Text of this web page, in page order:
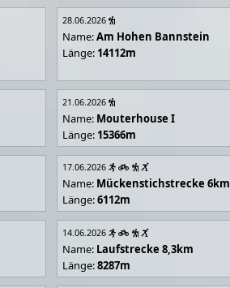
28.06.2026
Name:Am Hohen Bannstein
Länge: 14112m
21.06.2026
Name: Mouterhouse I
Länge: 15366m
17.06.2026
Name: Mückenstichstrecke 6km
Länge:6112m
14.06.2026
Name: Laufstrecke 8,3km
Länge:8287m